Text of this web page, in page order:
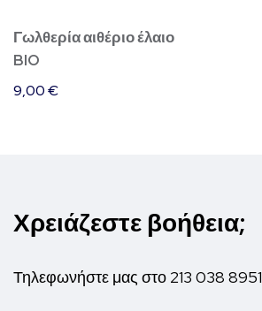
Γωλθερία αιθέριο έλαιο
BIO
9,00€
Χρειάζεστε βοήθεια;
Τηλεφωνήστε μας στο 213 038 8951